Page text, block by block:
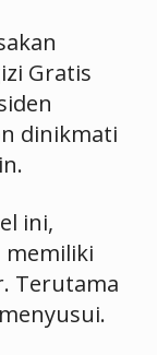
Gratis
dinikmati
ini,
memiliki
Terutama